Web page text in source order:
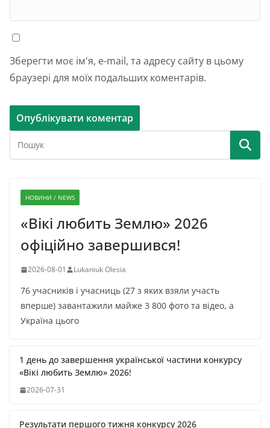
Зберегти моє ім'я, e-mail, та адресу сайту в цьому
браузері для моїх подальших коментарів.
НОВИНИ / NEWS
«Вікі любить Землю» 2026
офіційно завершився!
2026-08-01 Lukaniuk Olesia
76 учасників і учасниць (27 з яких взяли участь
вперше) завантажили майже 3 800 фото та відео, а
Україна цього
1 день до завершення української частини конкурсу
«Вікі любить Землю» 2026!
2026-07-31
Результати першого тижня конкурсу 2026